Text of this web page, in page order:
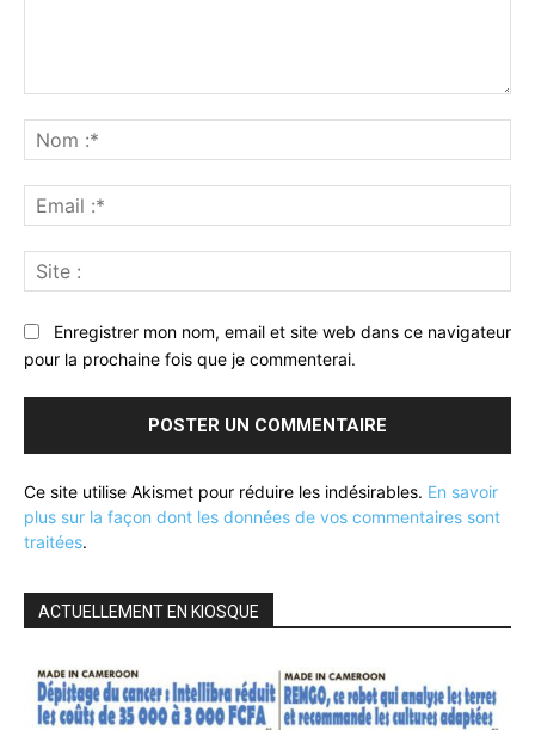
:*
:*
:
Enregistrer mon nom, email et site web dans ce navigateur
pour la prochaine fois que je commenterai.
Ce site utilise Akismet pour réduire les indésirables. En savoir
plus sur la façon dont les données de vos commentaires sont
traitées.
ACTUELLEMENT EN KIOSQUE